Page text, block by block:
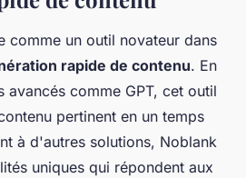
comme un outil novateur dans
rapide de contenu. En
avancés comme GPT, cet outil
pertinent en un temps
à d'autres solutions, Noblank
uniques qui répondent aux